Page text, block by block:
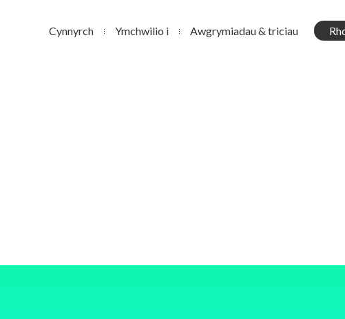
Cynnyrch Ymchwilio i Awgrymiadau & triciau